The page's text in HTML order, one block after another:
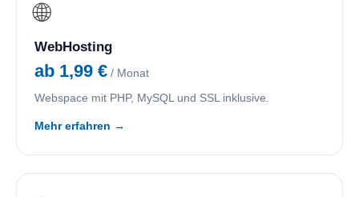
🌐
WebHosting
ab 1,99 € / Monat
Webspace mit PHP, MySQL und SSL inklusive.
Mehr erfahren →